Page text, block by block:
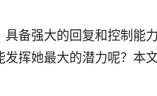
备强大的回复和控制能
挥她最大的潜力呢？本